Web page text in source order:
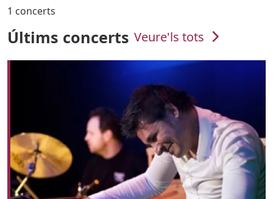
1 concerts
Últims concerts Veure'ls tots